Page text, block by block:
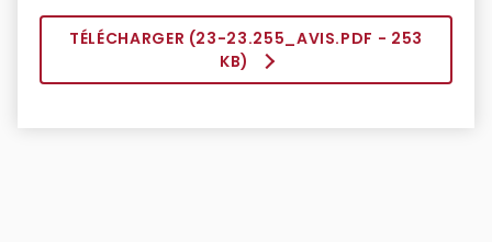
TÉLÉCHARGER (23-23.255_AVIS.PDF - 253
KB)